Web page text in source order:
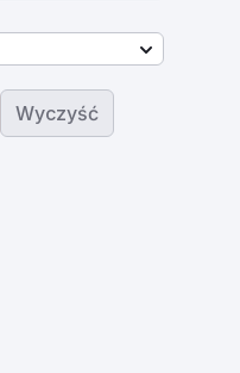
Wyczyść